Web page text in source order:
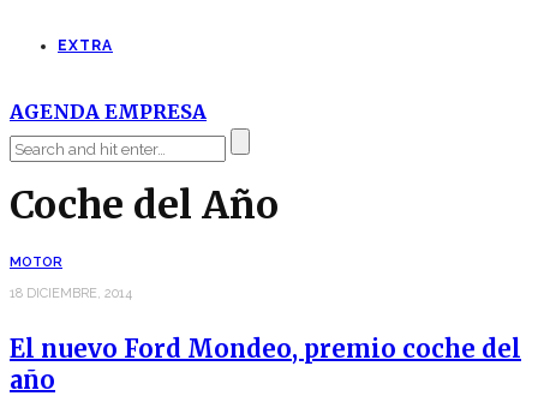
EXTRA
AGENDA EMPRESA
Coche del Año
MOTOR
18 DICIEMBRE, 2014
El nuevo Ford Mondeo, premio coche del
año